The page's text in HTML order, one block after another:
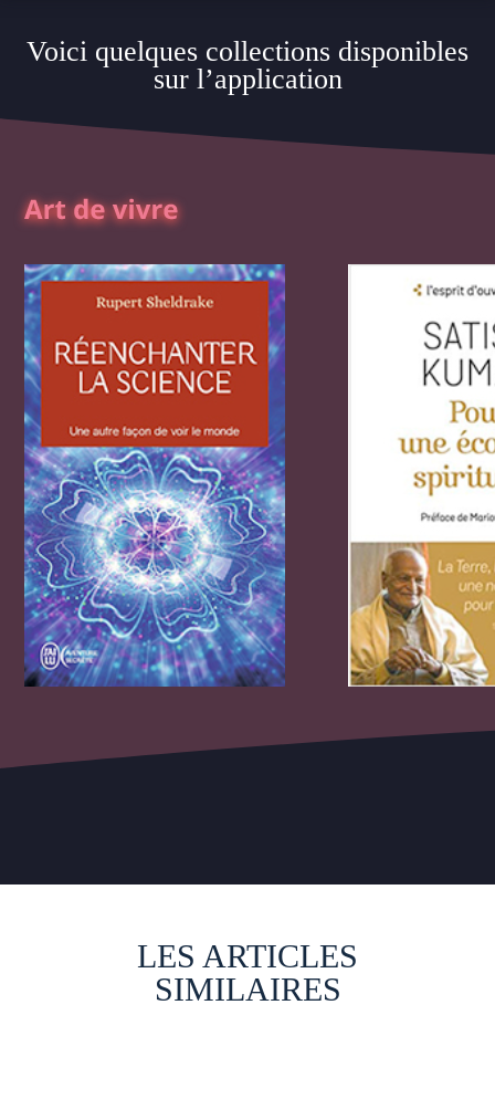
Voici quelques collections disponibles
sur l’application
LES ARTICLES
SIMILAIRES